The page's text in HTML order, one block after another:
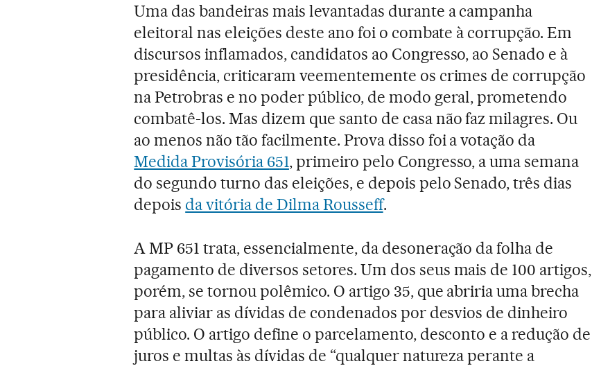
Uma das bandeiras mais levantadas durante a campanha
eleitoral nas eleições deste ano foi o combate à corrupção. Em
discursos inflamados, candidatos ao Congresso, ao Senado e à
presidência, criticaram veementemente os crimes de corrupção
na Petrobras e no poder público, de modo geral, prometendo
combatê-los. Mas dizem que santo de casa não faz milagres. Ou
ao menos não tão facilmente. Prova disso foi a votação da
Medida Provisória 651, primeiro pelo Congresso, a uma semana
do segundo turno das eleições, e depois pelo Senado, três dias
depois da vitória de Dilma Rousseff.
A MP 651 trata, essencialmente, da desoneração da folha de
pagamento de diversos setores. Um dos seus mais de 100 artigos,
porém, se tornou polêmico. O artigo 35, que abriria uma brecha
para aliviar as dívidas de condenados por desvios de dinheiro
público. O artigo define o parcelamento, desconto e a redução de
juros e multas às dívidas de “qualquer natureza perante a